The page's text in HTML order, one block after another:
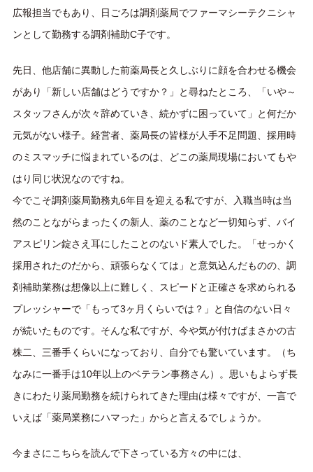
広報担当でもあり、日ごろは調剤薬局でファーマシーテクニシャ
ンとして勤務する調剤補助C子です。
先日、他店舗に異動した前薬局長と久しぶりに顔を合わせる機会
があり「新しい店舗はどうですか？」と尋ねたところ、「いや～
スタッフさんが次々辞めていき、続かずに困っていて」と何だか
元気がない様子。経営者、薬局長の皆様が人手不足問題、採用時
のミスマッチに悩まれているのは、どこの薬局現場においてもや
はり同じ状況なのですね。
今でこそ調剤薬局勤務丸6年目を迎える私ですが、入職当時は当
然のことながらまったくの新人、薬のことなど一切知らず、バイ
アスピリン錠さえ耳にしたことのないド素人でした。「せっかく
採用されたのだから、頑張らなくては」と意気込んだものの、調
剤補助業務は想像以上に難しく、スピードと正確さを求められる
プレッシャーで「もって3ヶ月くらいでは？」と自信のない日々
が続いたものです。そんな私ですが、今や気が付けばまさかの古
株二、三番手くらいになっており、自分でも驚いています。（ち
なみに一番手は10年以上のベテラン事務さん）。 思いもよらず長
きにわたり薬局勤務を続けられてきた理由は様々ですが、一言で
いえば「薬局業務にハマった」からと言えるでしょうか。
今まさにこちらを読んで下さっている方々の中には、